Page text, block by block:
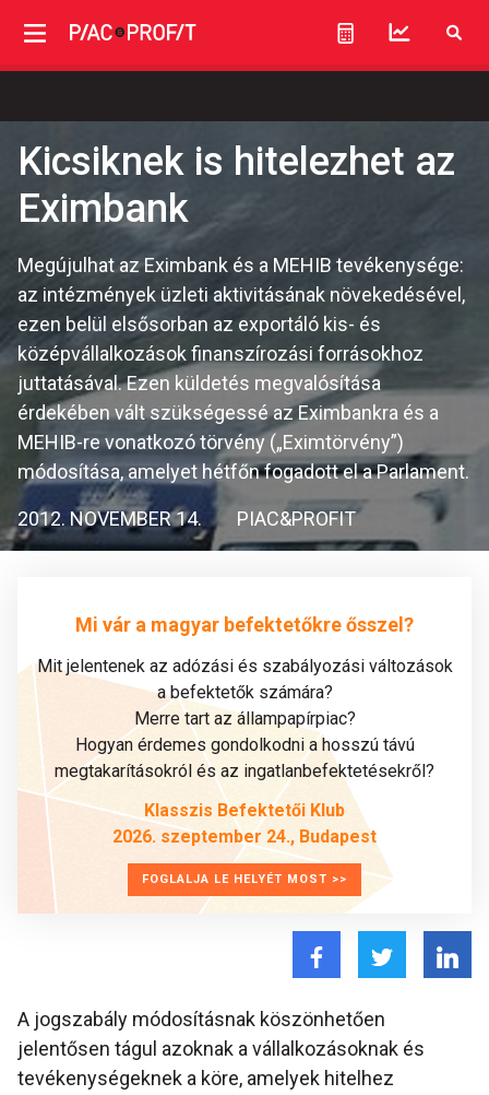
Kicsiknek is hitelezhet az
Eximbank
Megújulhat az Eximbank és a MEHIB tevékenysége:
az intézmények üzleti aktivitásának növekedésével,
ezen belül elsősorban az exportáló kis- és
középvállalkozások finanszírozási forrásokhoz
juttatásával. Ezen küldetés megvalósítása
érdekében vált szükségessé az Eximbankra és a
MEHIB-re vonatkozó törvény („Eximtörvény”)
módosítása, amelyet hétfőn fogadott el a Parlament.
2012. NOVEMBER 14. PIAC&PROFIT
Mi vár a magyar befektetőkre ősszel?
Mit jelentenek az adózási és szabályozási változások
a befektetők számára?
Merre tart az állampapírpiac?
Hogyan érdemes gondolkodni a hosszú távú
megtakarításokról és az ingatlanbefektetésekről?
Klasszis Befektetői Klub
2026. szeptember 24., Budapest
FOGLALJA LE HELYÉT MOST >>
A jogszabály módosításnak köszönhetően
jelentősen tágul azoknak a vállalkozásoknak és
tevékenységeknek a köre, amelyek hitelhez